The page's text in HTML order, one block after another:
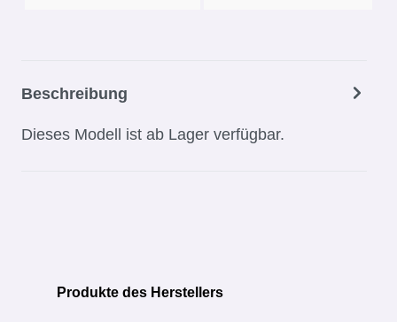
Beschreibung
Dieses Modell ist ab Lager verfügbar.
Produktgalerie überspringen
Produkte des Herstellers